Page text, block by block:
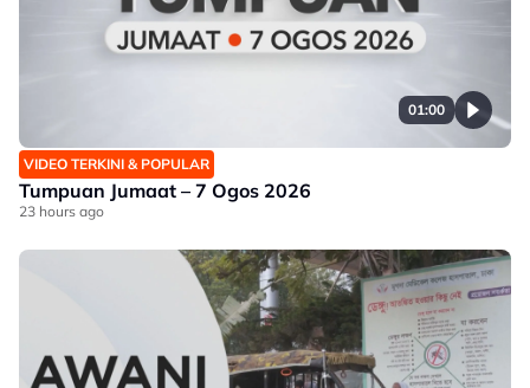
01:00
VIDEO TERKINI & POPULAR
Tumpuan Jumaat – 7 Ogos 2026
23 hours ago